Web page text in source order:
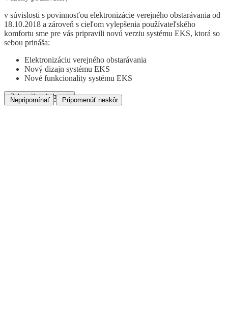
v súvislosti s povinnosťou elektronizácie verejného obstarávania od
18.10.2018 a zároveň s cieľom vylepšenia používateľského
komfortu sme pre vás pripravili novú verziu systému EKS, ktorá so
sebou prináša:
Elektronizáciu verejného obstarávania
Nový dizajn systému EKS
Nové funkcionality systému EKS
Zobraziť podrobnosti
Nepripomínať Pripomenúť neskôr